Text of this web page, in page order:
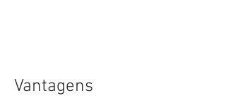
Vantagens